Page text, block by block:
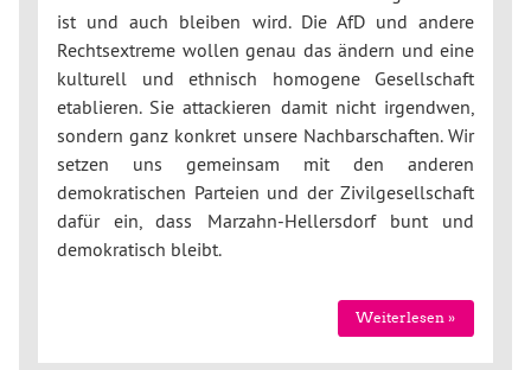
ist und auch bleiben wird. Die AfD und andere
Rechtsextreme wollen genau das ändern und eine
kulturell und ethnisch homogene Gesellschaft
etablieren. Sie attackieren damit nicht irgendwen,
sondern ganz konkret unsere Nachbarschaften. Wir
setzen uns gemeinsam mit den anderen
demokratischen Parteien und der Zivilgesellschaft
dafür ein, dass Marzahn-Hellersdorf bunt und
demokratisch bleibt.
Weiterlesen »